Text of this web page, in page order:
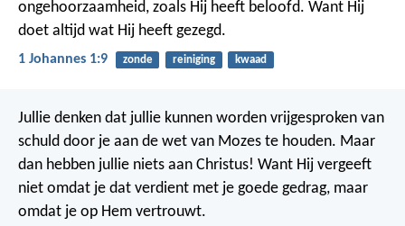
ongehoorzaamheid, zoals Hij heeft beloofd. Want Hij
doet altijd wat Hij heeft gezegd.
1 Johannes 1:9 zonde reiniging kwaad
Jullie denken dat jullie kunnen worden vrijgesproken van
schuld door je aan de wet van Mozes te houden. Maar
dan hebben jullie niets aan Christus! Want Hij vergeeft
niet omdat je dat verdient met je goede gedrag, maar
omdat je op Hem vertrouwt.